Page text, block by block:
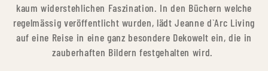
kaum widerstehlichen Faszination. In den Büchern welche
regelmässig veröffentlicht wurden, lädt Jeanne d`Arc Living
auf eine Reise in eine ganz besondere Dekowelt ein, die in
zauberhaften Bildern festgehalten wird.